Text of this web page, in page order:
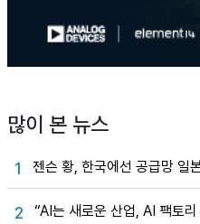
많이 본 뉴스
1 젠슨 황, 한국에선 공급망 일
2 “AI는 새로운 산업, AI 팩토